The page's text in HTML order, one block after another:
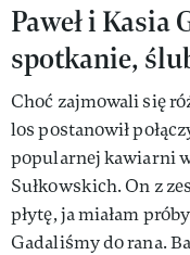
Paweł i Kasia
spotkanie,
Choć zajmowali się
los postanowił
popularnej kawiarni
Sułkowskich. On z
płytę, ja miałam
Gadaliśmy do rana.